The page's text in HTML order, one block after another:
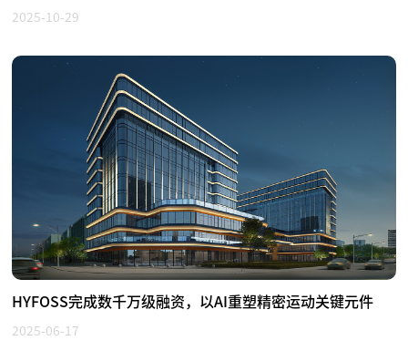
2025-10-29
HYFOSS完成数千万级融资，以AI重塑精密运动关键元件
2025-06-17